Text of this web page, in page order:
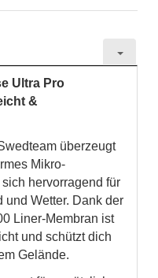
Ultra Pro
&
überzeugt
Mikro-
hervorragend für
Wetter. Dank der
Liner-Membran ist
und schützt dich
Gelände.